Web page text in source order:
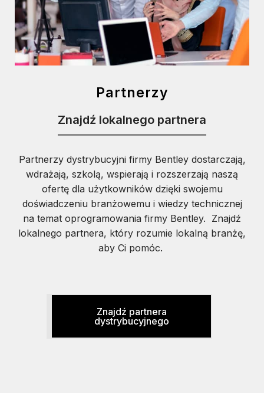
Partnerzy
Znajdź lokalnego partnera
Partnerzy dystrybucyjni firmy Bentley dostarczają,
wdrażają, szkolą, wspierają i rozszerzają naszą
ofertę dla użytkowników dzięki swojemu
doświadczeniu branżowemu i wiedzy technicznej
na temat oprogramowania firmy Bentley. Znajdź
lokalnego partnera, który rozumie lokalną branżę,
aby Ci pomóc.
Znajdź partnera
dystrybucyjnego